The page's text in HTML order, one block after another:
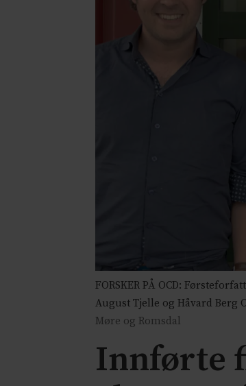
FORSKER PÅ OCD:
August Tjelle og Håvard Berg
Møre og Romsdal
Innførte